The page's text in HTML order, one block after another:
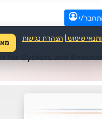
י
for Cyclists and
שימוש הצהרת נגישות